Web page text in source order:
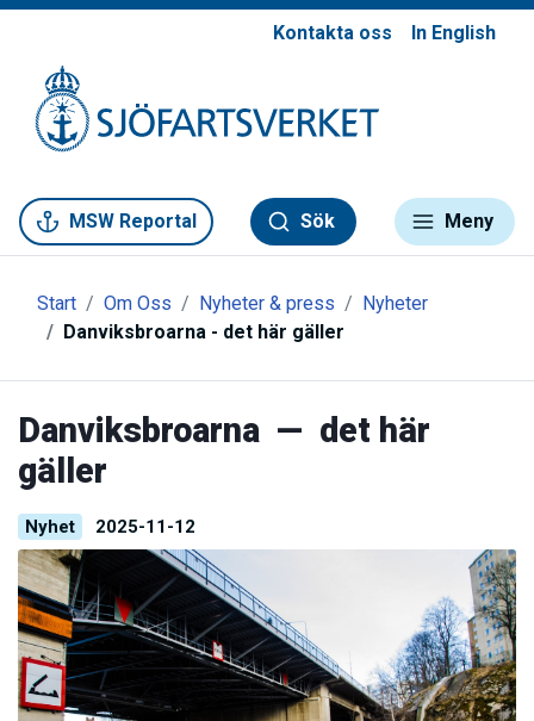
Kontakta oss In English
MSW Reportal Sök Meny
Start Om Oss Nyheter & press
Nyheter
Danviksbroarna - det här gäller
Danviksbroarna — det här
gäller
Nyhet 2025-11-12